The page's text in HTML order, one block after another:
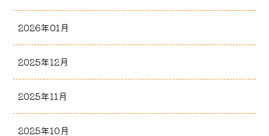
2026年01月
2025年12月
2025年11月
2025年10月